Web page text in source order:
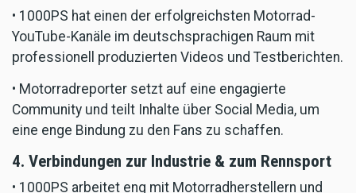
• 1000PS hat einen der erfolgreichsten Motorrad-
YouTube-Kanäle im deutschsprachigen Raum mit
professionell produzierten Videos und Testberichten.
• Motorradreporter setzt auf eine engagierte
Community und teilt Inhalte über Social Media, um
eine enge Bindung zu den Fans zu schaffen.
4. Verbindungen zur Industrie & zum Rennsport
• 1000PS arbeitet eng mit Motorradherstellern und